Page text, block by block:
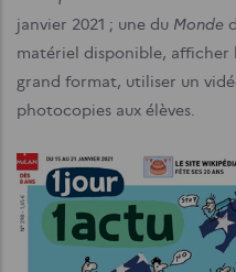
janvier 2021 ; une du Monde
matériel disponible, afficher
grand format, utiliser un
photocopies aux élèves.